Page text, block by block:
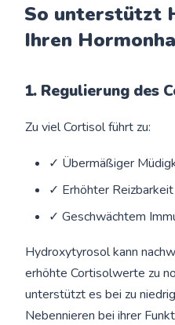
So unterstützt
Ihren
1. Regulierung des
Zu viel Cortisol führt zu:
✓ Übermäßiger
✓ Erhöhter Reizbarkeit
✓ Geschwächtem
Hydroxytyrosol kann
erhöhte Cortisolwerte zu
unterstützt es bei zu
Nebennieren bei ihrer